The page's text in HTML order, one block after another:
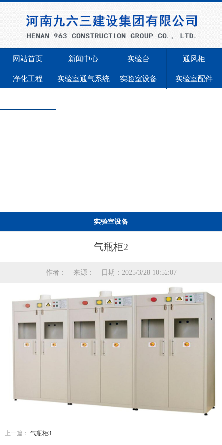
网站首页 新闻中心 实验台 通风柜
净化工程 实验室通气系统 实验室设备 实验室配件
实验室设备
气瓶柜2
作者： 来源： 日期：2025/3/28 10:52:07
上一篇： 气瓶柜3